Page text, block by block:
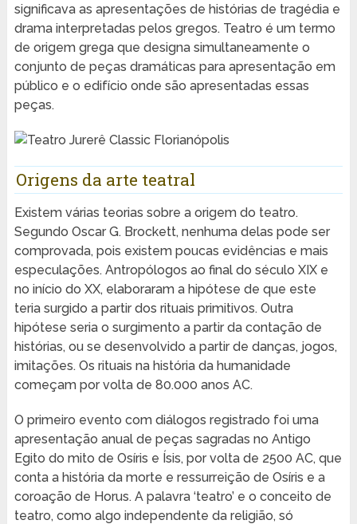
significava as apresentações de histórias de tragédia e
drama interpretadas pelos gregos. Teatro é um termo
de origem grega que designa simultaneamente o
conjunto de peças dramáticas para apresentação em
público e o edifício onde são apresentadas essas
peças.
Origens da arte teatral
Existem várias teorias sobre a origem do teatro.
Segundo Oscar G. Brockett, nenhuma delas pode ser
comprovada, pois existem poucas evidências e mais
especulações. Antropólogos ao final do século XIX e
no início do XX, elaboraram a hipótese de que este
teria surgido a partir dos rituais primitivos. Outra
hipótese seria o surgimento a partir da contação de
histórias, ou se desenvolvido a partir de danças, jogos,
imitações. Os rituais na história da humanidade
começam por volta de 80.000 anos AC.
O primeiro evento com diálogos registrado foi uma
apresentação anual de peças sagradas no Antigo
Egito do mito de Osíris e Ísis, por volta de 2500 AC, que
conta a história da morte e ressurreição de Osíris e a
coroação de Horus. A palavra ‘teatro’ e o conceito de
teatro, como algo independente da religião, só